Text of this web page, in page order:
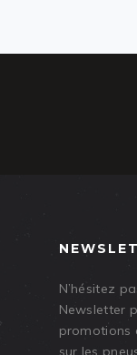
N’hésitez
Newsletter
promotions
sur les